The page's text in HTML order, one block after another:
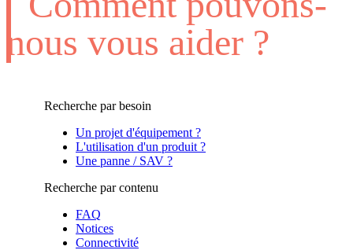
nous vous aider ?
Recherche par besoin
Un projet d'équipement ?
L'utilisation d'un produit ?
Une panne / SAV ?
Recherche par contenu
FAQ
Notices
Connectivité